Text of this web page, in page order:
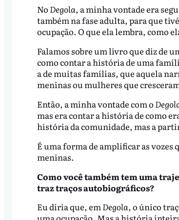
No Degola, a minha vontade era
também na fase adulta, para que
ocupação. O que ela lembra, como
Falamos sobre um livro que diz de
como contar a história de uma
a de muitas famílias, que aquela
meninas ou mulheres que
Então, a minha vontade com o
mas era contar a história de como
história da comunidade, mas a
É uma forma de amplificar as vozes
meninas.
Como você também tem uma
traz traços autobiográficos?
Eu diria que, emDegola, o único